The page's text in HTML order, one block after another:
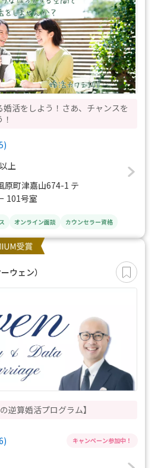
婚活をしよう！さあ、チャンスを
上
原町津嘉山674-1 テ
101号室
オンライン面談 カウンセラー資格
ウェン）
逆算婚活プログラム】